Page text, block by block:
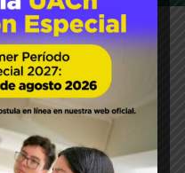
CIENCIA Y
DE LOS